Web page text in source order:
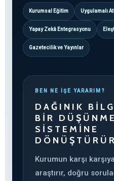
Kurumsal Eğitim Uygulamalı
Yapay Zekâ Entegrasyonu
Gazetecilik ve Yayınlar
BEN NE İŞE YARARIM?
DAĞINIK
BIR
SISTEMINE
Kurumun karşı
araştırır, doğru